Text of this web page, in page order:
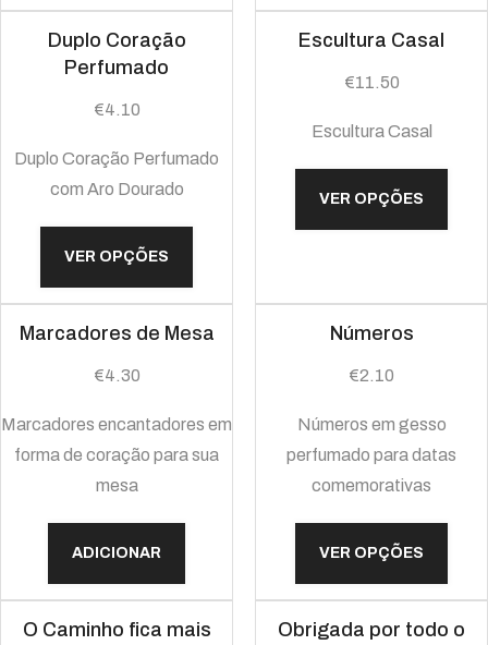
Duplo Coração
Perfumado
€4.10
Duplo Coração Perfumado
com Aro Dourado
VER OPÇÕES
Escultura Casal
€11.50
Escultura Casal
VER OPÇÕES
Marcadores de Mesa
€4.30
Marcadores encantadores em
forma de coração para sua
mesa
ADICIONAR
Números
€2.10
Números em gesso
perfumado para datas
comemorativas
VER OPÇÕES
O Caminho fica mais
Obrigada por todo o